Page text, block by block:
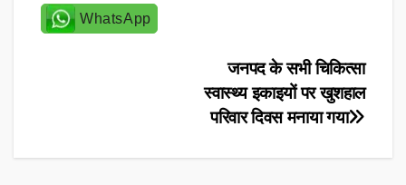
WhatsApp
जनपद के सभी चिकित्सा
स्वास्थ्य इकाइयों पर खुशहाल
परिवार दिवस मनाया गया